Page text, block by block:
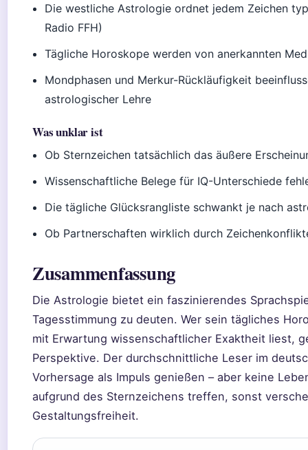
Die westliche Astrologie ordnet jedem Zeichen
Radio FFH)
Tägliche Horoskope werden von anerkannten
Mondphasen und Merkur-Rückläufigkeit
astrologischer Lehre
Was unklar ist
Ob Sternzeichen tatsächlich das äußere
Wissenschaftliche Belege für IQ-Unterschiede
Die tägliche Glücksrangliste schwankt je nach
Ob Partnerschaften wirklich durch
Zusammenfassung
Die Astrologie bietet ein faszinierendes
Tagesstimmung zu deuten. Wer sein tägliches
mit Erwartung wissenschaftlicher Exaktheit liest,
Perspektive. Der durchschnittliche Leser im
Vorhersage als Impuls genießen – aber keine
aufgrund des Sternzeichens treffen, sonst
Gestaltungsfreiheit.